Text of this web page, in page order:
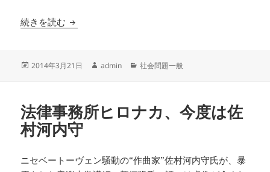
続きを読む 暴力団も参入？ 浦和レッズ「応援団の危機」
投
2014年3月21日
作
admin
カ
ー
社会問題一般
法律事務所ヒロナカ、今度は佐
村河内守
ニセベートーヴェン騒動の“作曲家”佐村河内守氏が、暴